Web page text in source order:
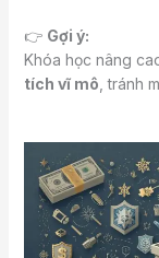
👉 Gợi ý:
Khóa học nâng
tích vĩ mô , tránh